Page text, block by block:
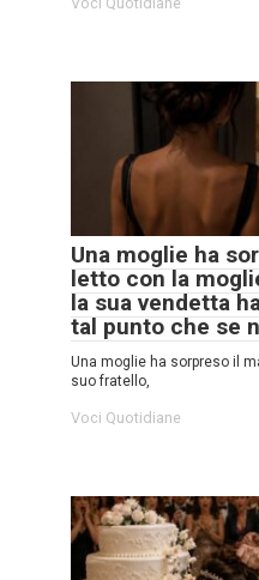
Una moglie ha
letto con la
la sua vendetta
tal punto che se
Una moglie ha sorpreso il
suo fratello,
Voci Quotidiane